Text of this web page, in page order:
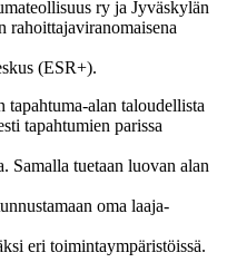
ry ja Jyväskylän
rahoittajaviranomaisena
(ESR+).
tapahtuma-alan taloudellista
tapahtumien parissa
Samalla tuetaan luovan alan
oma laaja-
eri toimintaympäristöissä.